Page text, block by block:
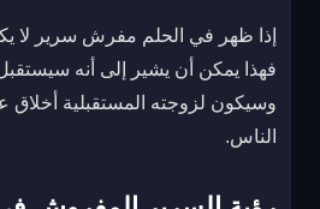
إذا ظهر في الحلم مفرش سرير لا
فهذا يمكن أن يشير إلى أنه
وسيكون لزوجته المستقبلية أخلاق
الناس.